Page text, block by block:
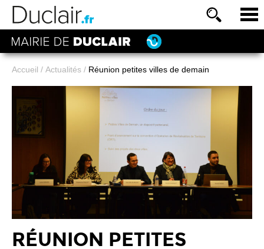
Accueil / Actualités / Réunion petites villes de demain
RÉUNION PETITES